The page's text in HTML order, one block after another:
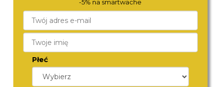
FOSSIL
ES5221
790,- 680,-
-5% na smartwache
Płeć